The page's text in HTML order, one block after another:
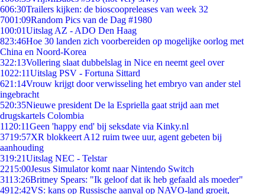
606:30Trailers kijken: de bioscoopreleases van week 32
7001:09Random Pics van de Dag #1980
100:01Uitslag AZ - ADO Den Haag
823:46Hoe 30 landen zich voorbereiden op mogelijke oorlog met
China en Noord-Korea
322:13Vollering slaat dubbelslag in Nice en neemt geel over
1022:11Uitslag PSV - Fortuna Sittard
621:14Vrouw krijgt door verwisseling het embryo van ander stel
ingebracht
520:35Nieuwe president De la Espriella gaat strijd aan met
drugskartels Colombia
11 20:11Geen 'happy end' bij seksdate via Kinky.nl
3719:57XR blokkeert A12 ruim twee uur, agent gebeten bij
aanhouding
319:21Uitslag NEC - Telstar
2215:00Jesus Simulator komt naar Nintendo Switch
3113:26Britney Spears: "Ik geloof dat ik heb gefaald als moeder"
4912:42VS: kans op Russische aanval op NAVO-land groeit,